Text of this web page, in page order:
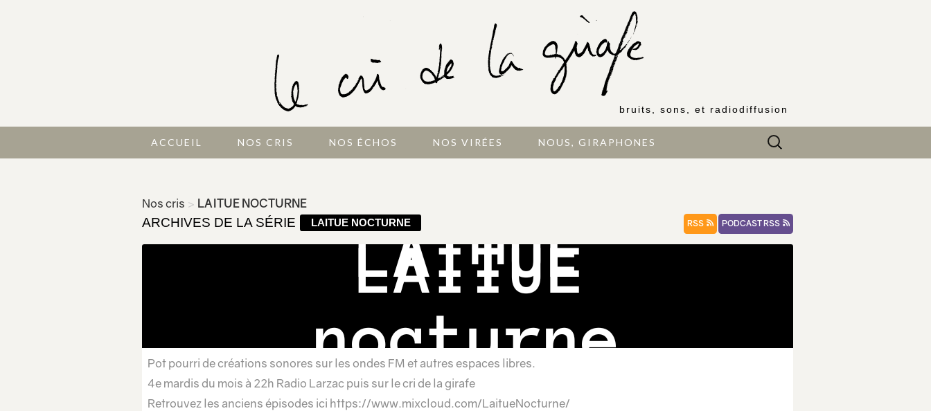
bruits, sons, et radiodiffusion
ACCUEIL NOS CRIS NOS ÉCHOS NOS VIRÉES NOUS, GIRAPHONES Rechercher :
Nos cris > LAITUE NOCTURNE
PODCAST RSS
RSS
ARCHIVES DE LA SÉRIE LAITUE NOCTURNE
Pot pourri de créations sonores sur les ondes FM et autres espaces libres.
4e mardis du mois à 22h Radio Larzac puis sur le cri de la girafe
Retrouvez les anciens épisodes ici https://www.mixcloud.com/LaitueNocturne/